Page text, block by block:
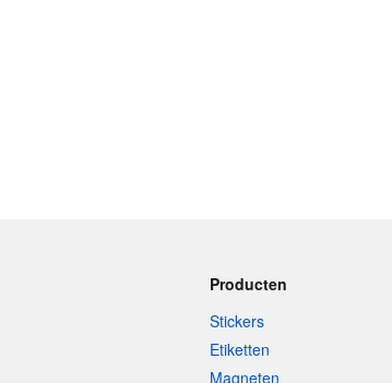
Producten
Stickers
Etiketten
Magneten